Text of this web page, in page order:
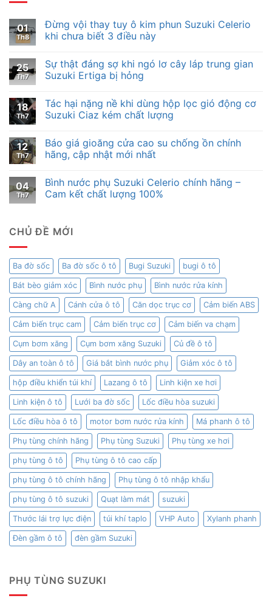
01
Th8
Đừng vội thay tuy ô kim phun Suzuki Celerio
khi chưa biết 3 điều này
25
Th7
Sự thật đáng sợ khi ngó lơ cây láp trung gian
Suzuki Ertiga bị hỏng
18
Th7
Tác hại nặng nề khi dùng hộp lọc gió động cơ
Suzuki Ciaz kém chất lượng
12
Th7
Báo giá gioăng cửa cao su chống ồn chính
hãng, cập nhật mới nhất
04
Th7
Bình nước phụ Suzuki Celerio chính hãng –
Cam kết chất lượng 100%
CHỦ ĐỀ MỚI
Ba đờ sốc Ba đờ sốc ô tô Bugi Suzuki bugi ô tô
Bát bèo giảm xóc Bình nước phụ Bình nước rửa kính
Càng chữ A Cánh cửa ô tô Căn dọc trục cơ Cảm biến ABS
Cảm biến trục cam Cảm biến trục cơ Cảm biến va chạm
Cụm bơm xăng Cụm bơm xăng Suzuki Củ đề ô tô
Dây an toàn ô tô Giá bắt bình nước phụ Giảm xóc ô tô
hộp điều khiển túi khí Lazang ô tô Linh kiện xe hơi
Linh kiện ô tô Lưới ba đờ sốc Lốc điều hòa suzuki
Lốc điều hòa ô tô motor bơm nước rửa kính Má phanh ô tô
Phụ tùng chính hãng Phụ tùng Suzuki Phụ tùng xe hơi
phụ tùng ô tô Phụ tùng ô tô cao cấp
phụ tùng ô tô chính hãng Phụ tùng ô tô nhập khẩu
phụ tùng ô tô suzuki Quạt làm mát suzuki
Thước lái trợ lực điện túi khí taplo VHP Auto Xylanh phanh
Đèn gầm ô tô đèn gầm Suzuki
PHỤ TÙNG SUZUKI